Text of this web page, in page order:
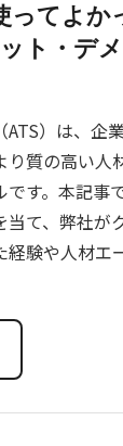
ってよか
ト・デ
）は、企
り質の高い人
です。本記事
て、弊社が
験や人材エ